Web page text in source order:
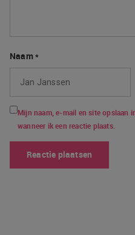
Naam*
Mijn naam, e-mail en site opslaan
wanneer ik een reactie plaats.